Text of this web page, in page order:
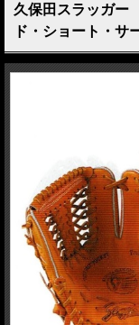
久保田スラッガ
ド・ショート・